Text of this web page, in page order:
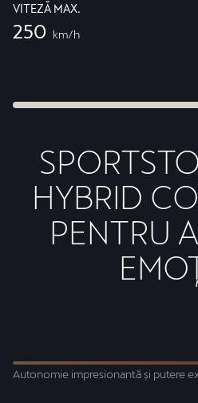
VITEZĂ MAX.
250 km/h
HYBRID
PENTRU
Autonomie impresionantă și putere